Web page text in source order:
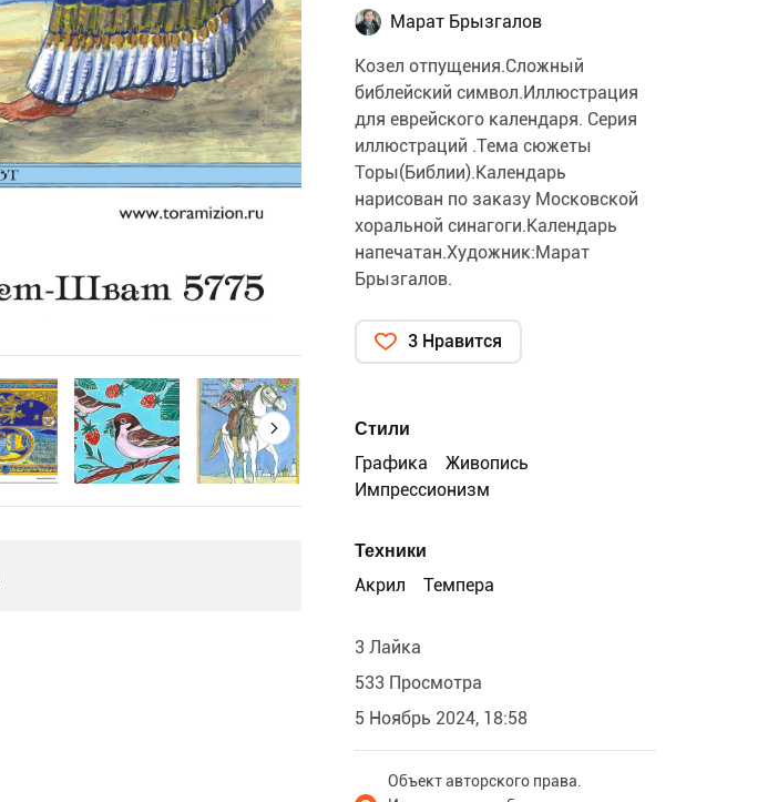
Марат Брызгалов
Козел отпущения.Сложный
библейский символ.Иллюстрация
для еврейского календаря. Серия
иллюстраций .Тема сюжеты
Торы(Библии).Календарь
нарисован по заказу Московской
хоральной синагоги.Календарь
напечатан.Художник:Марат
Брызгалов.
3 Нравится
Стили
Графика
Живопись
Импрессионизм
Техники
Акрил
Темпера
3 Лайка
533 Просмотра
5 Ноябрь 2024, 18:58
Объект авторского права.